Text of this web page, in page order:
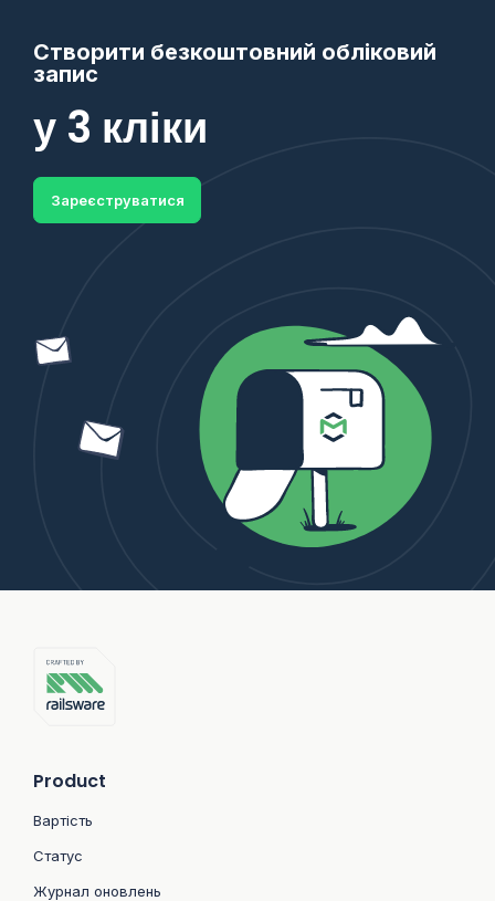
Створити безкоштовний обліковий
запис
у 3 кліки
Зареєструватися
Product
Вартість
Статус
Журнал оновлень